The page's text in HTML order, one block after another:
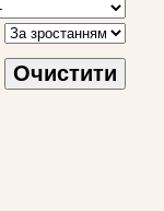
Очистити